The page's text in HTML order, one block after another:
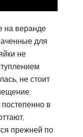
на веранде
для
не
не стоит
в
прежней по